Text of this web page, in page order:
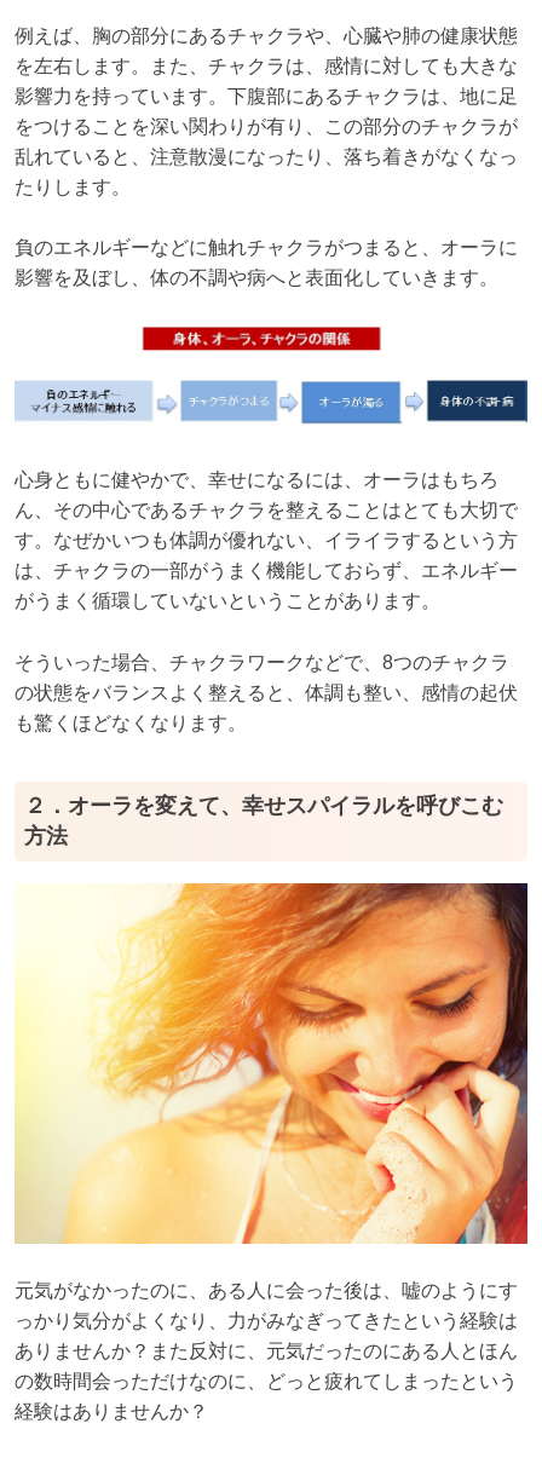
例えば、胸の部分にあるチャクラや、心臓や肺の健康状態
を左右します。また、チャクラは、感情に対しても大きな
影響力を持っています。下腹部にあるチャクラは、地に足
をつけることを深い関わりが有り、この部分のチャクラが
乱れていると、注意散漫になったり、落ち着きがなくなっ
たりします。
負のエネルギーなどに触れチャクラがつまると、オーラに
影響を及ぼし、体の不調や病へと表面化していきます。
心身ともに健やかで、幸せになるには、オーラはもちろ
ん、その中心であるチャクラを整えることはとても大切で
す。なぜかいつも体調が優れない、イライラするという方
は、チャクラの一部がうまく機能しておらず、エネルギー
がうまく循環していないということがあります。
そういった場合、チャクラワークなどで、8つのチャクラ
の状態をバランスよく整えると、体調も整い、感情の起伏
も驚くほどなくなります。
２．オーラを変えて、幸せスパイラルを呼びこむ
方法
元気がなかったのに、ある人に会った後は、嘘のようにす
っかり気分がよくなり、力がみなぎってきたという経験は
ありませんか？また反対に、元気だったのにある人とほん
の数時間会っただけなのに、どっと疲れてしまったという
経験はありませんか？